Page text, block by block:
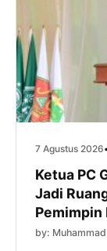
7 Agustus 2026•
Ketua PC
Jadi
Pemimpin
by: